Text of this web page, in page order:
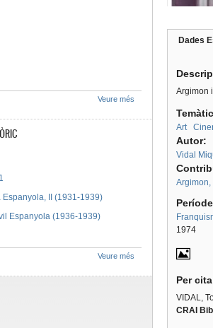
Dades
Argimon
Art
Autor:
Vidal
1974
Per
VIDAL,
CRAI
Veure més
Espanyola, II (1931-1939)
Espanyola (1936-1939)
Veure més